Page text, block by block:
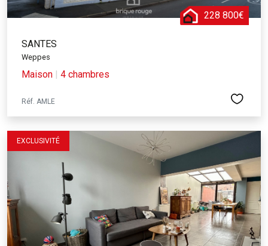
228 800€
SANTES
Weppes
Maison | 4 chambres
Réf. AMLE
EXCLUSIVITÉ